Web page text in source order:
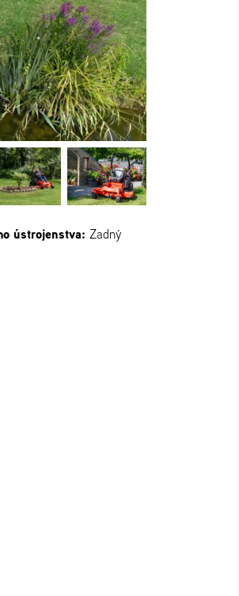
ústrojenstva: Zadný